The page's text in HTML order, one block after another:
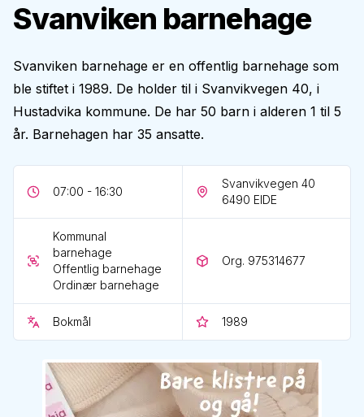
Svanviken barnehage
Svanviken barnehage er en offentlig barnehage som
ble stiftet i 1989. De holder til i Svanvikvegen 40, i
Hustadvika kommune. De har 50 barn i alderen 1 til 5
år. Barnehagen har 35 ansatte.
07:00 - 16:30
Svanvikvegen 40
6490 EIDE
Kommunal
barnehage
Offentlig barnehage
Ordinær barnehage
Org. 975314677
Bokmål 1989